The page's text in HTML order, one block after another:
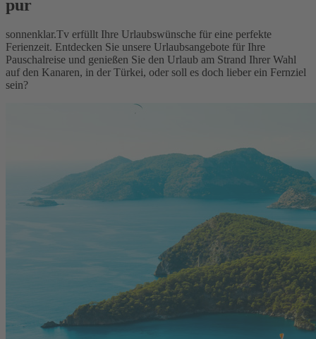
pur
sonnenklar.Tv erfüllt Ihre Urlaubswünsche für eine perfekte
Ferienzeit. Entdecken Sie unsere Urlaubsangebote für Ihre
Pauschalreise und genießen Sie den Urlaub am Strand Ihrer Wahl
auf den Kanaren, in der Türkei, oder soll es doch lieber ein Fernziel
sein?